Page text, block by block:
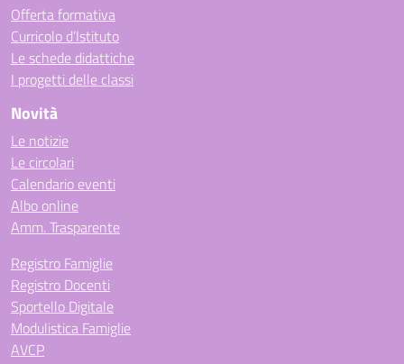
Offerta formativa
Curricolo d’Istituto
Le schede didattiche
I progetti delle classi
Novità
Le notizie
Le circolari
Calendario eventi
Albo online
Amm. Trasparente
Registro Famiglie
Registro Docenti
Sportello Digitale
Modulistica Famiglie
AVCP